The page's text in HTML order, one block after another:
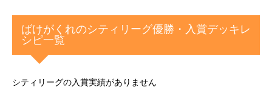
ばけがくれのシティリーグ優勝・入賞デッキレ
シピ一覧
シティリーグの入賞実績がありません